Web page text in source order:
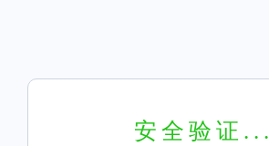
安全验证...